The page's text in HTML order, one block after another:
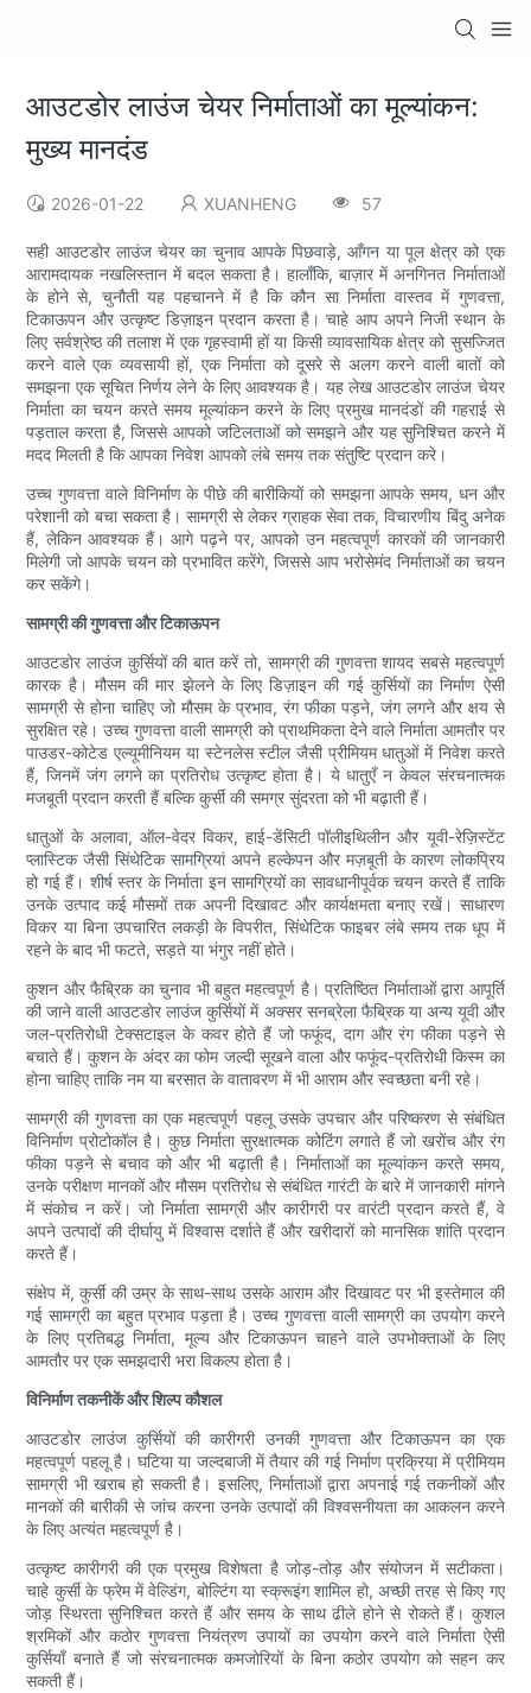
आउटडोर लाउंज चेयर निर्माताओं का मूल्यांकन:
मुख्य मानदंड
2026-01-22 XUANHENG 57
सही आउटडोर लाउंज चेयर का चुनाव आपके पिछवाड़े, आँगन या पूल क्षेत्र को एक
आरामदायक नखलिस्तान में बदल सकता है। हालाँकि, बाज़ार में अनगिनत निर्माताओं
के होने से, चुनौती यह पहचानने में है कि कौन सा निर्माता वास्तव में गुणवत्ता,
टिकाऊपन और उत्कृष्ट डिज़ाइन प्रदान करता है। चाहे आप अपने निजी स्थान के
लिए सर्वश्रेष्ठ की तलाश में एक गृहस्वामी हों या किसी व्यावसायिक क्षेत्र को सुसज्जित
करने वाले एक व्यवसायी हों, एक निर्माता को दूसरे से अलग करने वाली बातों को
समझना एक सूचित निर्णय लेने के लिए आवश्यक है। यह लेख आउटडोर लाउंज चेयर
निर्माता का चयन करते समय मूल्यांकन करने के लिए प्रमुख मानदंडों की गहराई से
पड़ताल करता है, जिससे आपको जटिलताओं को समझने और यह सुनिश्चित करने में
मदद मिलती है कि आपका निवेश आपको लंबे समय तक संतुष्टि प्रदान करे।
उच्च गुणवत्ता वाले विनिर्माण के पीछे की बारीकियों को समझना आपके समय, धन और
परेशानी को बचा सकता है। सामग्री से लेकर ग्राहक सेवा तक, विचारणीय बिंदु अनेक
हैं, लेकिन आवश्यक हैं। आगे पढ़ने पर, आपको उन महत्वपूर्ण कारकों की जानकारी
मिलेगी जो आपके चयन को प्रभावित करेंगे, जिससे आप भरोसेमंद निर्माताओं का चयन
कर सकेंगे।
सामग्री की गुणवत्ता और टिकाऊपन
आउटडोर लाउंज कुर्सियों की बात करें तो, सामग्री की गुणवत्ता शायद सबसे महत्वपूर्ण
कारक है। मौसम की मार झेलने के लिए डिज़ाइन की गई कुर्सियों का निर्माण ऐसी
सामग्री से होना चाहिए जो मौसम के प्रभाव, रंग फीका पड़ने, जंग लगने और क्षय से
सुरक्षित रहे। उच्च गुणवत्ता वाली सामग्री को प्राथमिकता देने वाले निर्माता आमतौर पर
पाउडर-कोटेड एल्यूमीनियम या स्टेनलेस स्टील जैसी प्रीमियम धातुओं में निवेश करते
हैं, जिनमें जंग लगने का प्रतिरोध उत्कृष्ट होता है। ये धातुएँ न केवल संरचनात्मक
मजबूती प्रदान करती हैं बल्कि कुर्सी की समग्र सुंदरता को भी बढ़ाती हैं।
धातुओं के अलावा, ऑल-वेदर विकर, हाई-डेंसिटी पॉलीइथिलीन और यूवी-रेज़िस्टेंट
प्लास्टिक जैसी सिंथेटिक सामग्रियां अपने हल्केपन और मज़बूती के कारण लोकप्रिय
हो गई हैं। शीर्ष स्तर के निर्माता इन सामग्रियों का सावधानीपूर्वक चयन करते हैं ताकि
उनके उत्पाद कई मौसमों तक अपनी दिखावट और कार्यक्षमता बनाए रखें। साधारण
विकर या बिना उपचारित लकड़ी के विपरीत, सिंथेटिक फाइबर लंबे समय तक धूप में
रहने के बाद भी फटते, सड़ते या भंगुर नहीं होते।
कुशन और फैब्रिक का चुनाव भी बहुत महत्वपूर्ण है। प्रतिष्ठित निर्माताओं द्वारा आपूर्ति
की जाने वाली आउटडोर लाउंज कुर्सियों में अक्सर सनब्रेला फैब्रिक या अन्य यूवी और
जल-प्रतिरोधी टेक्सटाइल के कवर होते हैं जो फफूंद, दाग और रंग फीका पड़ने से
बचाते हैं। कुशन के अंदर का फोम जल्दी सूखने वाला और फफूंद-प्रतिरोधी किस्म का
होना चाहिए ताकि नम या बरसात के वातावरण में भी आराम और स्वच्छता बनी रहे।
सामग्री की गुणवत्ता का एक महत्वपूर्ण पहलू उसके उपचार और परिष्करण से संबंधित
विनिर्माण प्रोटोकॉल है। कुछ निर्माता सुरक्षात्मक कोटिंग लगाते हैं जो खरोंच और रंग
फीका पड़ने से बचाव को और भी बढ़ाती है। निर्माताओं का मूल्यांकन करते समय,
उनके परीक्षण मानकों और मौसम प्रतिरोध से संबंधित गारंटी के बारे में जानकारी मांगने
में संकोच न करें। जो निर्माता सामग्री और कारीगरी पर वारंटी प्रदान करते हैं, वे
अपने उत्पादों की दीर्घायु में विश्वास दर्शाते हैं और खरीदारों को मानसिक शांति प्रदान
करते हैं।
संक्षेप में, कुर्सी की उम्र के साथ-साथ उसके आराम और दिखावट पर भी इस्तेमाल की
गई सामग्री का बहुत प्रभाव पड़ता है। उच्च गुणवत्ता वाली सामग्री का उपयोग करने
के लिए प्रतिबद्ध निर्माता, मूल्य और टिकाऊपन चाहने वाले उपभोक्ताओं के लिए
आमतौर पर एक समझदारी भरा विकल्प होता है।
विनिर्माण तकनीकें और शिल्प कौशल
आउटडोर लाउंज कुर्सियों की कारीगरी उनकी गुणवत्ता और टिकाऊपन का एक
महत्वपूर्ण पहलू है। घटिया या जल्दबाजी में तैयार की गई निर्माण प्रक्रिया में प्रीमियम
सामग्री भी खराब हो सकती है। इसलिए, निर्माताओं द्वारा अपनाई गई तकनीकों और
मानकों की बारीकी से जांच करना उनके उत्पादों की विश्वसनीयता का आकलन करने
के लिए अत्यंत महत्वपूर्ण है।
उत्कृष्ट कारीगरी की एक प्रमुख विशेषता है जोड़-तोड़ और संयोजन में सटीकता।
चाहे कुर्सी के फ्रेम में वेल्डिंग, बोल्टिंग या स्क्रूइंग शामिल हो, अच्छी तरह से किए गए
जोड़ स्थिरता सुनिश्चित करते हैं और समय के साथ ढीले होने से रोकते हैं। कुशल
श्रमिकों और कठोर गुणवत्ता नियंत्रण उपायों का उपयोग करने वाले निर्माता ऐसी
कुर्सियाँ बनाते हैं जो संरचनात्मक कमजोरियों के बिना कठोर उपयोग को सहन कर
सकती हैं।